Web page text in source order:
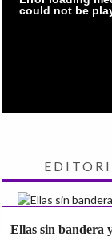
Ellas sin bandera